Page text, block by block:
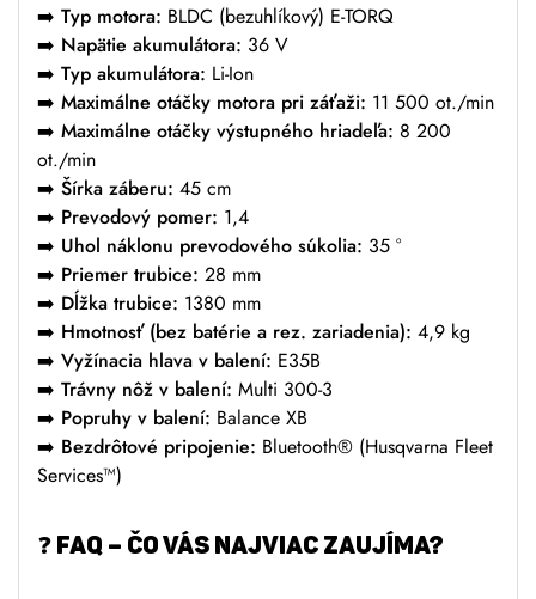
➡️ Typ motora: BLDC (bezuhlíkový) E-TORQ
➡️ Napätie akumulátora: 36 V
➡️ Typ akumulátora: Li-Ion
➡️ Maximálne otáčky motora pri záťaži: 11 500 ot./min
➡️ Maximálne otáčky výstupného hriadeľa: 8 200
ot./min
➡️ Šírka záberu: 45 cm
➡️ Prevodový pomer: 1,4
➡️ Uhol náklonu prevodového súkolia: 35 °
➡️ Priemer trubice: 28 mm
➡️ Dĺžka trubice: 1380 mm
➡️ Hmotnosť (bez batérie a rez. zariadenia): 4,9 kg
➡️ Vyžínacia hlava v balení: E35B
➡️ Trávny nôž v balení: Multi 300-3
➡️ Popruhy v balení: Balance XB
➡️ Bezdrôtové pripojenie: Bluetooth® (Husqvarna Fleet
Services™)
❓ FAQ – ČO VÁS NAJVIAC ZAUJÍMA?